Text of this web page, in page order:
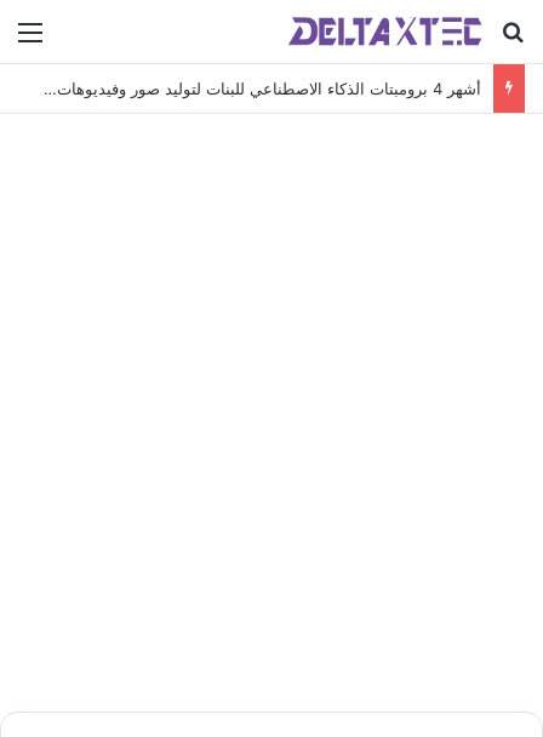
بحث عن
أشهر 4 برومبتات الذكاء الاصطناعي للبنات لتوليد صور وفيديوهات ترند في 2026